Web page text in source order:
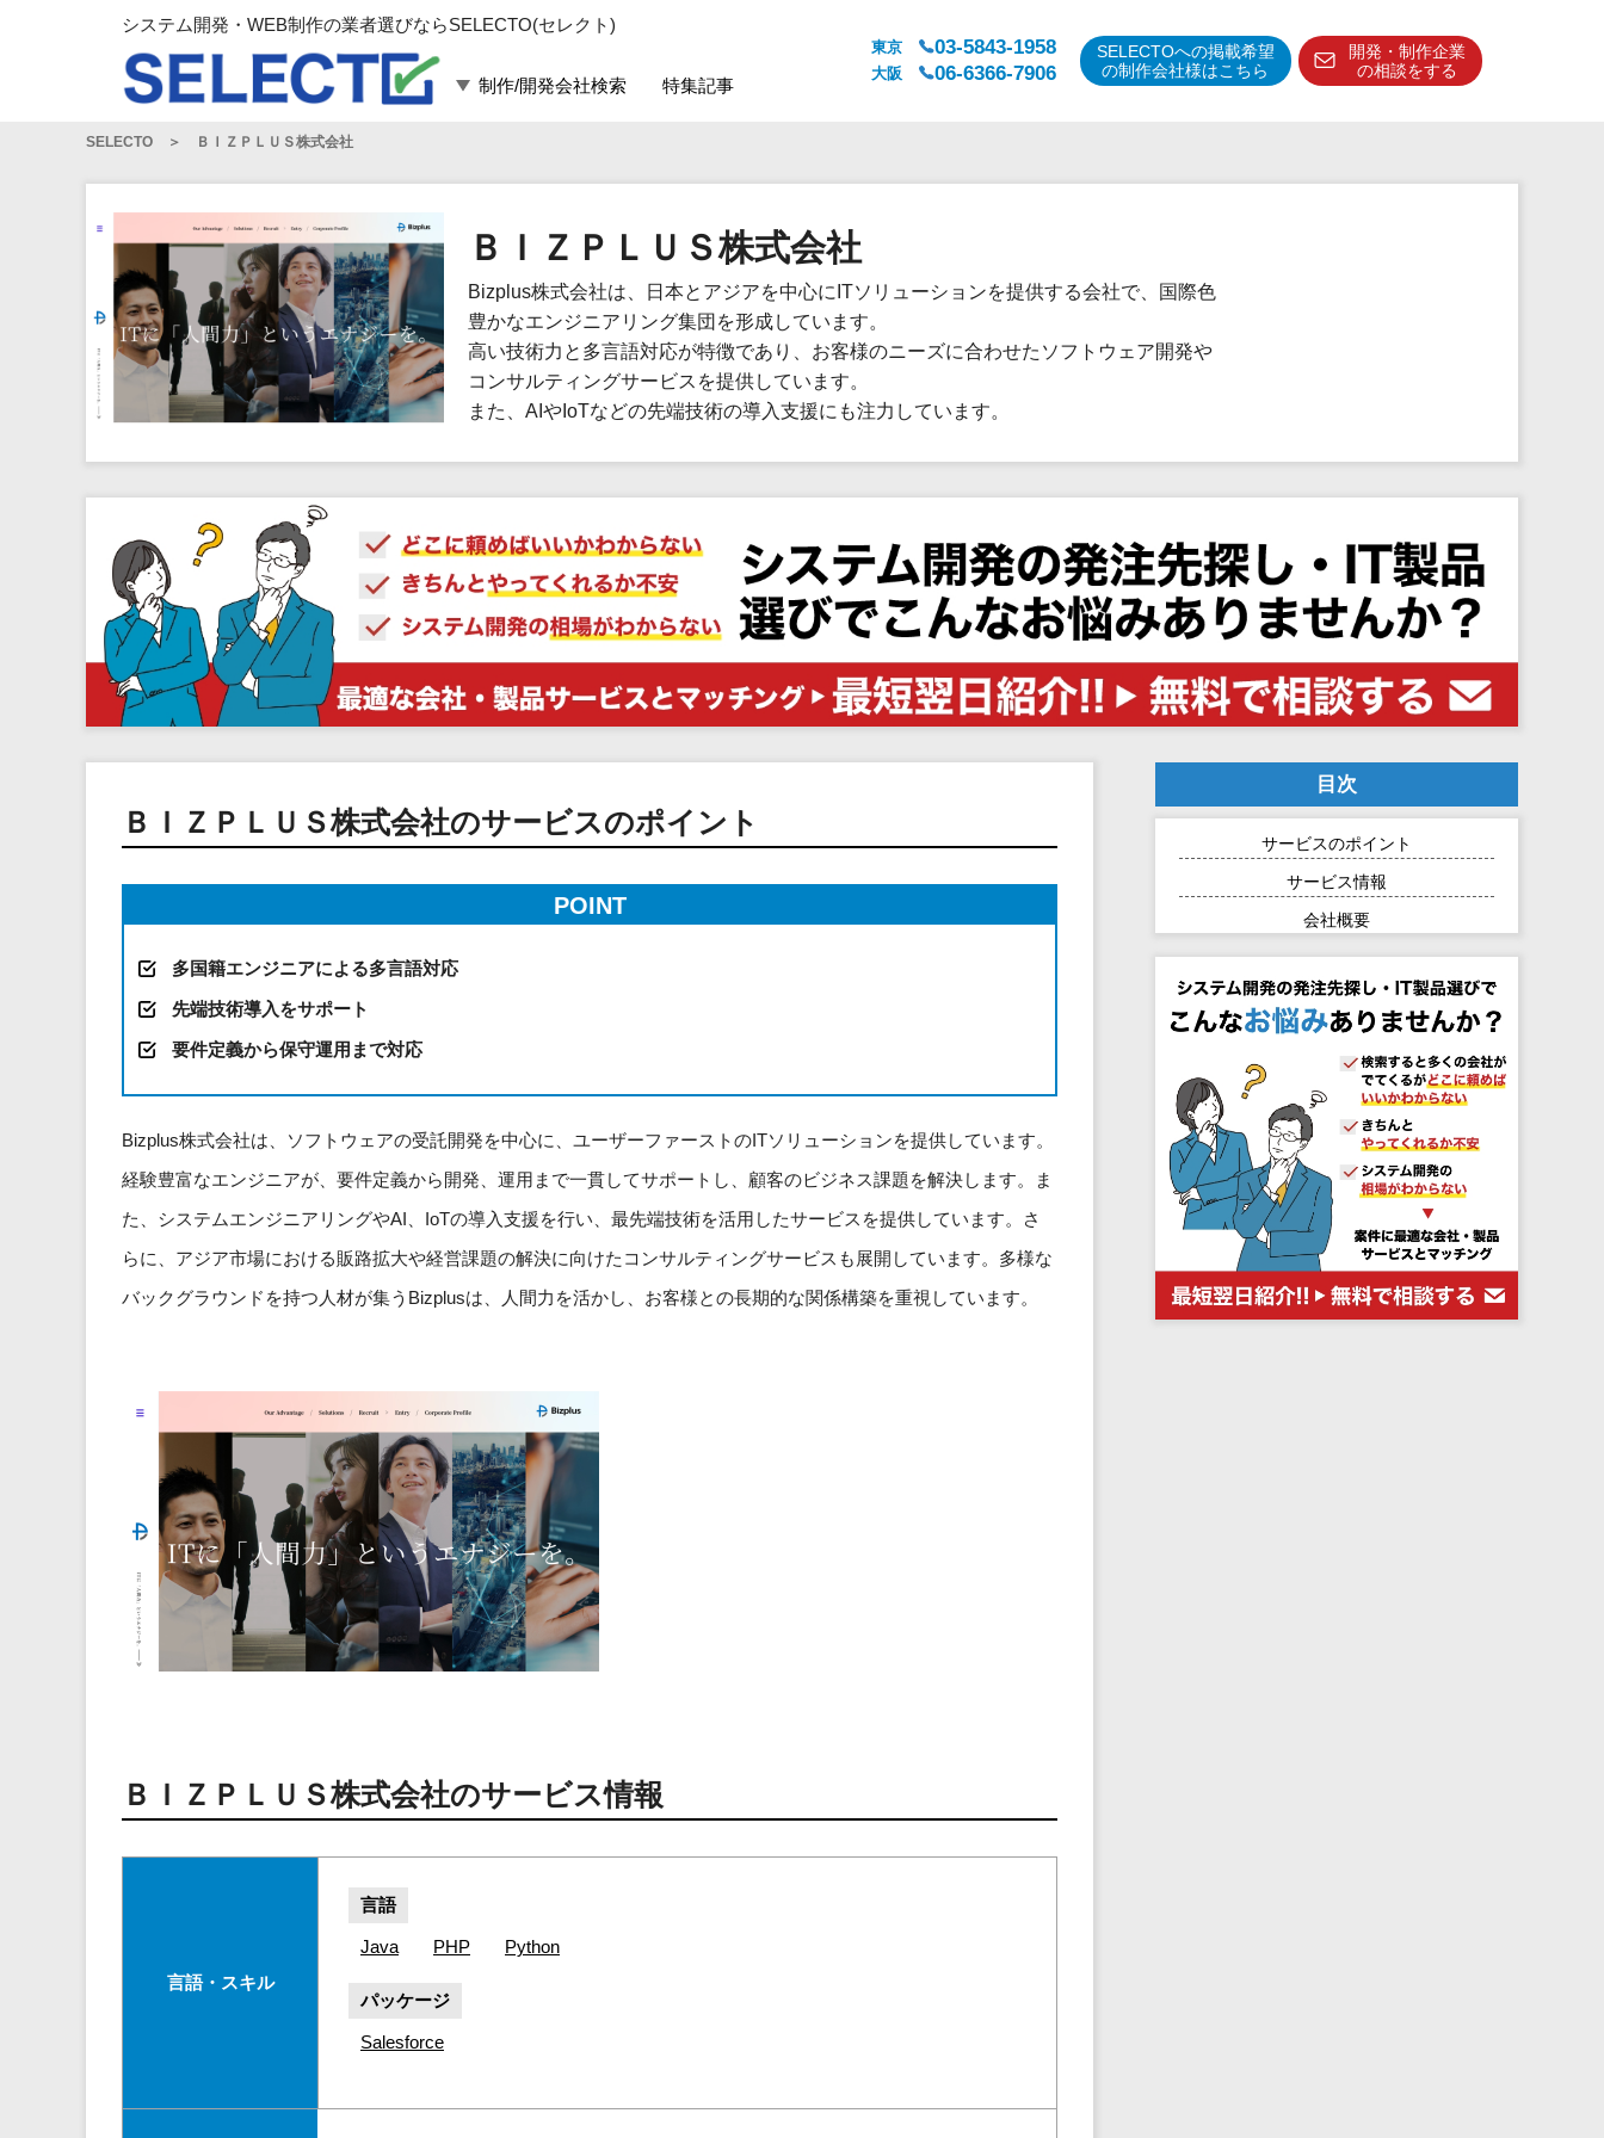
システム開発・WEB制作の業者選びならSELECTO(セレクト)
制作/開発会社検索 特集記事
東京 03-5843-1958
大阪 06-6366-7906
SELECTOへの掲載希望
の制作会社様はこちら
開発・制作企業
の相談をする
フレームワーク
構築
パッケージ
システム開発
運用代行
コンテンツ制作
コンサルティング
マーケティング
ゲーム
WEBサービス
人事（労務管理）
人事（採用・評価・教育）
経理・会計・財務
法務・総務
販売管理システム
電子証明書サービス
セキュリティ
業務全般
物流・流通向け
不動産業界向け
ブロックチェーン
官公庁・自治体向け
SELECTO ＢＩＺＰＬＵＳ株式会社
ＢＩＺＰＬＵＳ株式会社
Bizplus株式会社は、日本とアジアを中心にITソリューションを提供する会社で、国際色
豊かなエンジニアリング集団を形成しています。
高い技術力と多言語対応が特徴であり、お客様のニーズに合わせたソフトウェア開発や
コンサルティングサービスを提供しています。
また、AIやIoTなどの先端技術の導入支援にも注力しています。
ＢＩＺＰＬＵＳ株式会社のサービスのポイント
POINT
多国籍エンジニアによる多言語対応
先端技術導入をサポート
要件定義から保守運用まで対応
Bizplus株式会社は、ソフトウェアの受託開発を中心に、ユーザーファーストのITソリューションを提供しています。
経験豊富なエンジニアが、要件定義から開発、運用まで一貫してサポートし、顧客のビジネス課題を解決します。ま
た、システムエンジニアリングやAI、IoTの導入支援を行い、最先端技術を活用したサービスを提供しています。さ
らに、アジア市場における販路拡大や経営課題の解決に向けたコンサルティングサービスも展開しています。多様な
バックグラウンドを持つ人材が集うBizplusは、人間力を活かし、お客様との長期的な関係構築を重視しています。
ＢＩＺＰＬＵＳ株式会社のサービス情報
言語・スキル
言語
Java PHP Python
パッケージ
Salesforce
目次
サービスのポイント
サービス情報
会社概要